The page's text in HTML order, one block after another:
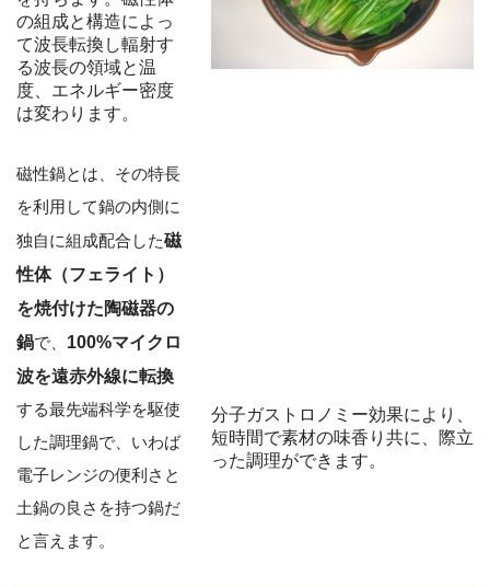
の組成と構造によっ
て波長転換し輻射す
る波長の領域と温
度、エネルギー密度
は変わります。
磁性鍋とは、その特長
を利用して鍋の内側に
独自に組成配合した磁
性体（フェライト）
を焼付けた陶磁器の
鍋で、 100%マイクロ
波を遠赤外線に転換
する最先端科学を駆使
した調理鍋で、いわば
電子レンジの便利さと
土鍋の良さを持つ鍋だ
と言えます。
分子ガストロノミー効果により、
短時間で素材の味香り共に、際立
った調理ができます。